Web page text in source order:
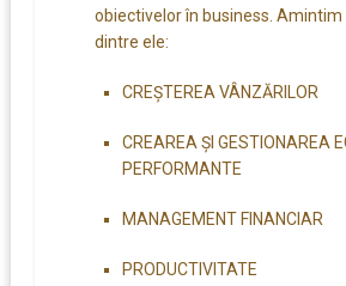
obiectivelor în business. Amintim
dintre ele:
CREȘTEREA VÂNZĂRILOR
CREAREA ȘI GESTIONAREA
PERFORMANTE
MANAGEMENT FINANCIAR
​PRODUCTIVITATE